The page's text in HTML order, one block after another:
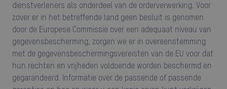
dienstverleners als onderdeel van de orderverwerking. Voor
zover er in het betreffende land geen besluit is genomen
door de Europese Commissie over een adequaat niveau van
gegevensbescherming, zorgen we er in overeenstemming
met de gegevensbeschermingsvereisten van de EU voor dat
hun rechten en vrijheden voldoende worden beschermd en
gegarandeerd. Informatie over de passende of passende